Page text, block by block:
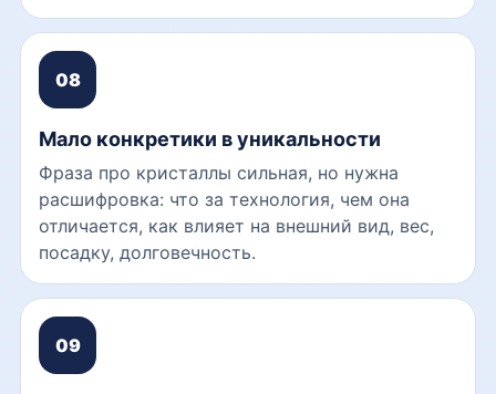
08
Мало конкретики в уникальности
Фраза про кристаллы сильная, но нужна
расшифровка: что за технология, чем она
отличается, как влияет на внешний вид, вес,
посадку, долговечность.
09